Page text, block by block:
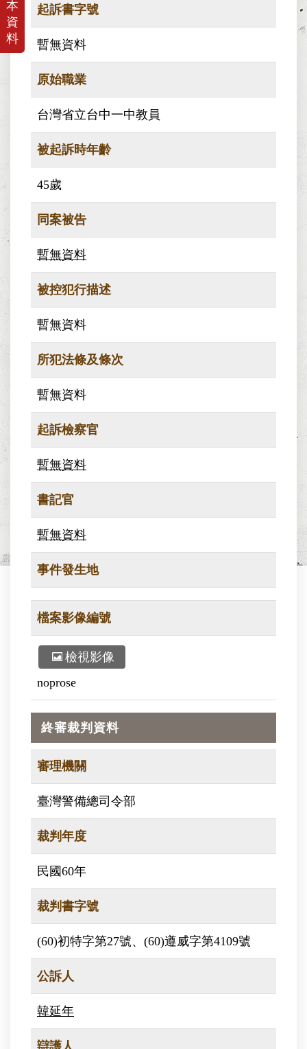
本
資
料
起訴書字號
暫無資料
原始職業
台灣省立台中一中教員
被起訴時年齡
45歲
同案被告
暫無資料
被控犯行描述
暫無資料
所犯法條及條次
暫無資料
起訴檢察官
暫無資料
書記官
暫無資料
事件發生地
檔案影像編號
檢視影像
noprose
終審裁判資料
審理機關
臺灣警備總司令部
裁判年度
民國60年
裁判書字號
(60)初特字第27號、(60)遵威字第4109號
公訴人
韓延年